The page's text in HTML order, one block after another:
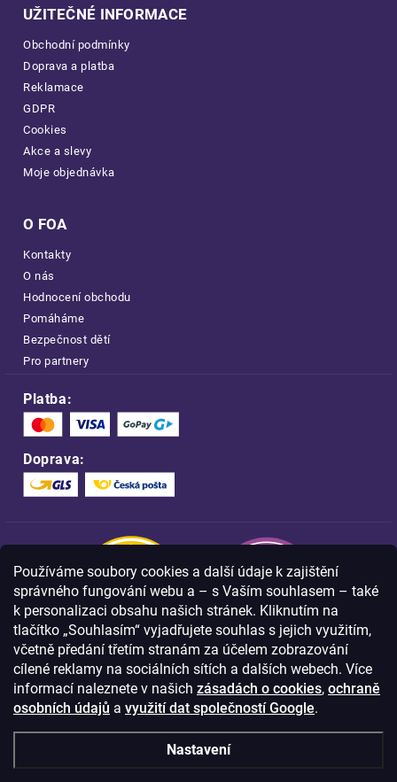
Používáme soubory cookies a další údaje k zajištění
správného fungování webu a – s Vaším souhlasem – také
k personalizaci obsahu našich stránek. Kliknutím na
tlačítko „Souhlasím“ vyjadřujete souhlas s jejich využitím,
včetně předání třetím stranám za účelem zobrazování
cílené reklamy na sociálních sítích a dalších webech. Více
informací naleznete v našich zásadách o cookies, ochraně
osobních údajů a využití dat společností Google.
Nastavení
UŽITEČNÉ INFORMACE
Obchodní podmínky
Doprava a platba
Reklamace
GDPR
Cookies
Akce a slevy
Moje objednávka
O FOA
Kontakty
O nás
Hodnocení obchodu
Pomáháme
Bezpečnost dětí
Pro partnery
Platba:
Doprava:
Nakupujte na FOA bezpečně a bez obav.
Díky HTTPS protokolu jsou Vaše citlivá
data v naprostém bezpečí.
© Copyright2026Westlogic s.r.o.,
Olomoucká 267/29, Opava, 746 01